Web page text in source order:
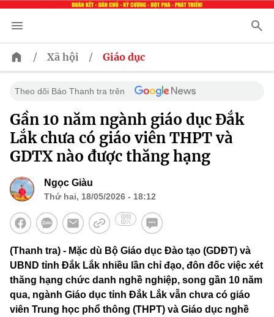
/ Xã hội / Giáo dục
Theo dõi Báo Thanh tra trên
Gần 10 năm ngành giáo dục Đắk
Lắk chưa có giáo viên THPT và
GDTX nào được thăng hạng
Ngọc Giàu
Thứ hai, 18/05/2026 - 18:12
(Thanh tra) - Mặc dù Bộ Giáo dục Đào tạo (GDĐT) và
UBND tỉnh Đắk Lắk nhiều lần chỉ đạo, đôn đốc việc xét
thăng hạng chức danh nghề nghiệp, song gần 10 năm
qua, ngành Giáo dục tỉnh Đắk Lắk vẫn chưa có giáo
viên Trung học phổ thông (THPT) và Giáo dục nghề